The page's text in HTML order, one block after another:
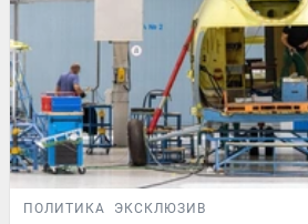
ПОЛИТИКА ЭКСКЛЮЗИВ